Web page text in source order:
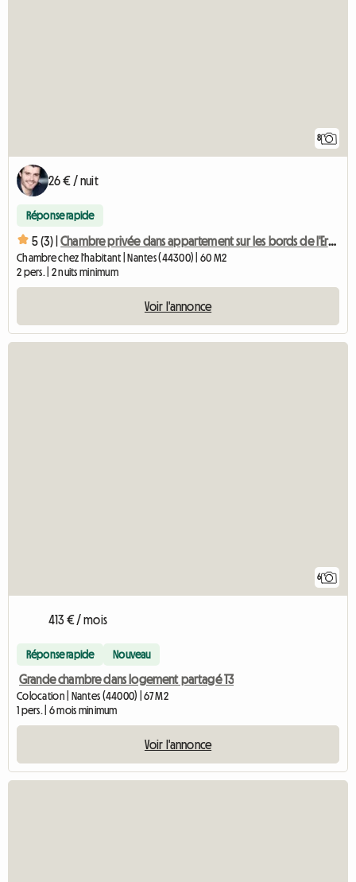
8
26 € / nuit
Réponse rapide
5 (3) | Chambre privée dans appartement sur les bords de l'Erdre
Chambre chez l'habitant | Nantes (44300) | 60 M2
2 pers. | 2 nuits minimum
Voir l'annonce
6
413 € / mois
Réponse rapide Nouveau
Grande chambre dans logement partagé T3
Colocation | Nantes (44000) | 67 M2
1 pers. | 6 mois minimum
Voir l'annonce